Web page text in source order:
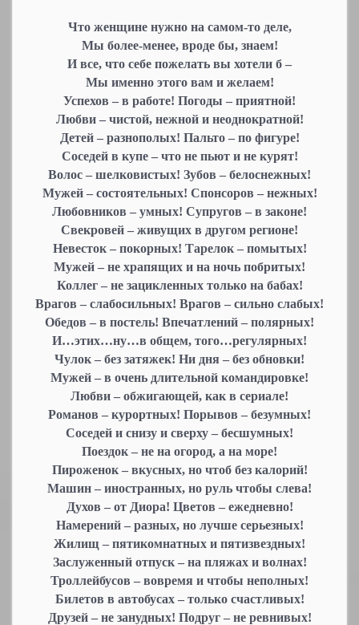
Что женщине нужно на самом-то деле,
Мы более-менее, вроде бы, знаем!
И все, что себе пожелать вы хотели б –
Мы именно этого вам и желаем!
Успехов – в работе! Погоды – приятной!
Любви – чистой, нежной и неоднократной!
Детей – разнополых! Пальто – по фигуре!
Соседей в купе – что не пьют и не курят!
Волос – шелковистых! Зубов – белоснежных!
Мужей – состоятельных! Спонсоров – нежных!
Любовников – умных! Супругов – в законе!
Свекровей – живущих в другом регионе!
Невесток – покорных! Тарелок – помытых!
Мужей – не храпящих и на ночь побритых!
Коллег – не зацикленных только на бабах!
Врагов – слабосильных! Врагов – сильно слабых!
Обедов – в постель! Впечатлений – полярных!
И…этих…ну…в общем, того…регулярных!
Чулок – без затяжек! Ни дня – без обновки!
Мужей – в очень длительной командировке!
Любви – обжигающей, как в сериале!
Романов – курортных! Порывов – безумных!
Соседей и снизу и сверху – бесшумных!
Поездок – не на огород, а на море!
Пироженок – вкусных, но чтоб без калорий!
Машин – иностранных, но руль чтобы слева!
Духов – от Диора! Цветов – ежедневно!
Намерений – разных, но лучше серьезных!
Жилищ – пятикомнатных и пятизвездных!
Заслуженный отпуск – на пляжах и волнах!
Троллейбусов – вовремя и чтобы неполных!
Билетов в автобусах – только счастливых!
Друзей – не занудных! Подруг – не ревнивых!